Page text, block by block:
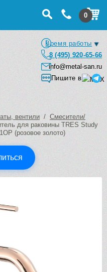
0
Время работы
8 (495) 920-65-66
info@metal-san.ru
Пишите в
вентили / Смесители/
для раковины TRES Study
(розовое золото)